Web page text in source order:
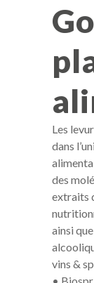
Les
dans
des
extraits
ainsi
vins &
•